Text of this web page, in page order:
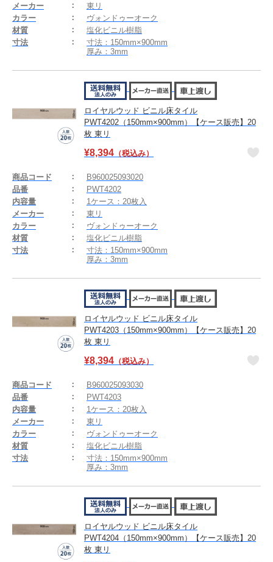
メーカー
東リ
カラー
ヴォンドゥーオーク
材質
塩化ビニル樹脂
寸法
寸法：150mm×900mm
厚み：3mm
ロイヤルウッド ビニル床タイル
PWT4202（150mm×900mm）【ケース販売】20
枚 東リ
¥8,394 （税込み）
商品コード
B960025093020
品番
PWT4202
内容量
1ケース：20枚入
メーカー
東リ
カラー
ヴォンドゥーオーク
材質
塩化ビニル樹脂
寸法
寸法：150mm×900mm
厚み：3mm
ロイヤルウッド ビニル床タイル
PWT4203（150mm×900mm）【ケース販売】20
枚 東リ
¥8,394 （税込み）
商品コード
B960025093030
品番
PWT4203
内容量
1ケース：20枚入
メーカー
東リ
カラー
ヴォンドゥーオーク
材質
塩化ビニル樹脂
寸法
寸法：150mm×900mm
厚み：3mm
ロイヤルウッド ビニル床タイル
PWT4204（150mm×900mm）【ケース販売】20
枚 東リ